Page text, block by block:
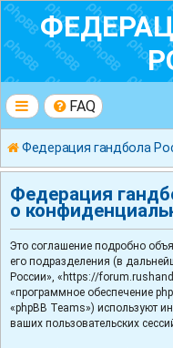
FAQ
Федерация гандбола
Федерация
о
Это соглашение подробно
его подразделения (в
России», «https://
«программное обеспечение
«phpBB Teams») используют
ваших пользовательских